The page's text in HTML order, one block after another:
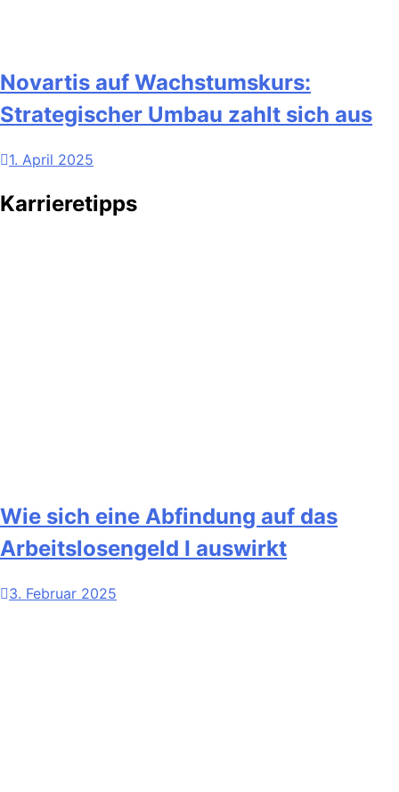
Novartis auf Wachstumskurs:
Strategischer Umbau zahlt sich aus
1. April 2025
Karrieretipps
Wie sich eine Abfindung auf das
Arbeitslosengeld I auswirkt
3. Februar 2025